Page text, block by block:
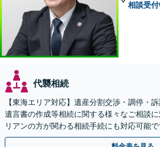
相談受付
代襲相続
【東海エリア対応】遺産分割交渉・調停・
遺言書の作成等相続に関する様々なご相談
リアンの方が関わる相続手続にも対応可能
決を特に意識しています。